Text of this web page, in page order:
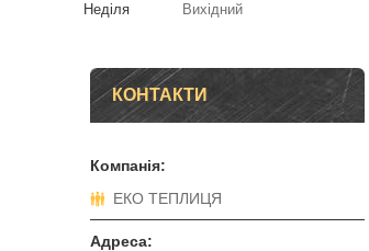
Неділя
Вихідний
КОНТАКТИ
ЕКО ТЕПЛИЦЯ